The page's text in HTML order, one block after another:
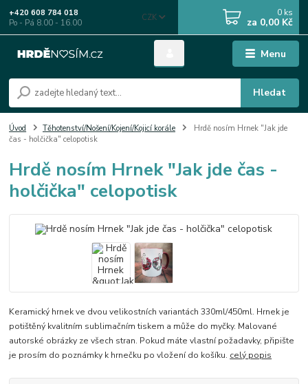
Menu
CZK
Hledat
+420 608 784 018
Po - Pá 8.00 - 16.00
0 ks
za 0,00 Kč
Úvod Těhotenství/Nošení/Kojení/Kojicí korále
Hrdě nosím Hrnek "Jak jde
čas - holčička" celopotisk
Hrdě nosím Hrnek "Jak jde čas -
holčička" celopotisk
Keramický hrnek ve dvou velikostních variantách 330ml/450ml. Hrnek je
potištěný kvalitním sublimačním tiskem a může do myčky. Malované
autorské obrázky ze všech stran. Pokud máte vlastní požadavky, připište
je prosím do poznámky k hrnečku po vložení do košíku. celý popis